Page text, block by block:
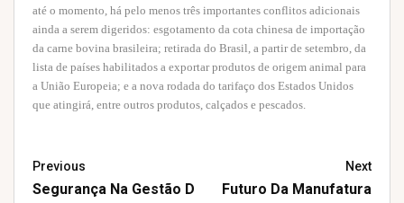
até o momento, há pelo menos três importantes conflitos adicionais
ainda a serem digeridos: esgotamento da cota chinesa de importação
da carne bovina brasileira; retirada do Brasil, a partir de setembro, da
lista de países habilitados a exportar produtos de origem animal para
a União Europeia; e a nova rodada do tarifaço dos Estados Unidos
que atingirá, entre outros produtos, calçados e pescados.
Previous
Segurança Na Gestão D
Next
Futuro Da Manufatura